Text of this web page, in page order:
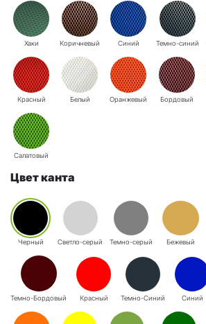
Хаки Коричневый Синий Темно-синий
Красный Белый Оранжевый Бордовый
Салатовый
Цвет канта
Черный Светло-серый Темно-серый Бежевый
Темно-Бордовый Красный Темно-Синий Синий